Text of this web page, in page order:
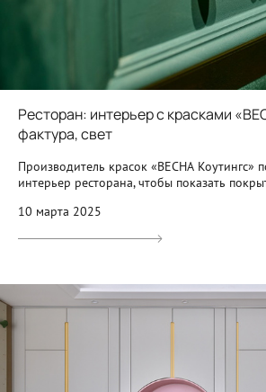
Ресторан: интерьер с красками
фактура, свет
Производитель красок «ВЕСНА Коутингс»
интерьер ресторана, чтобы показать
10 марта 2025